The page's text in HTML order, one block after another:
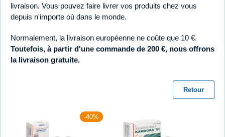
livraison. Vous pouvez faire livrer vos produits chez vous
depuis n'importe où dans le monde.
Normalement, la livraison européenne ne coûte que 10 €.
Toutefois, à partir d'une commande de 200 €, nous offrons
la livraison gratuite.
Retour
-40%